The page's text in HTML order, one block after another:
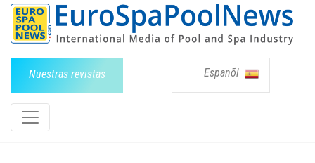
Nuestras revistas Espanõl